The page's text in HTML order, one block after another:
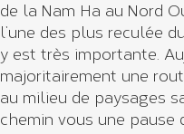
de la Nam Ha au Nord
l’une des plus reculée
y est très importante.
majoritairement une
au milieu de paysages
chemin vous une pause